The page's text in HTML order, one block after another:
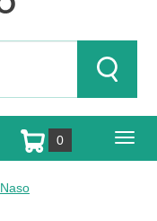
Cerca
0prodotti
inseriti
Naso